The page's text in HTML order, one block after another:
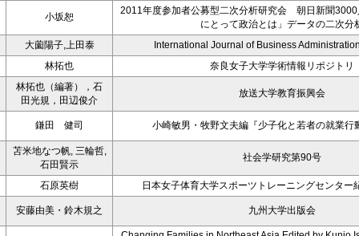
小坂恕
2011年度参加者公募型二次分析研究会 朝日新聞3000
にとって政治とは」データの二次分
大薗陽子,上田泰 International Journal of Business
林拓也 奈良女子大学学術情報リポジトリ
林拓也（編著），石
田光規，田辺俊介
放送大学教育振興会
鎌田 健司 小崎敏男・牧野文夫編『少子化と若者の就業行
苫米地なつ帆, 三輪哲,
石田賢示
社会学研究第90号
石原英樹 日本女子体育大学スポーツトレーニングセン
安藤由美・鈴木規之 九州大学出版会